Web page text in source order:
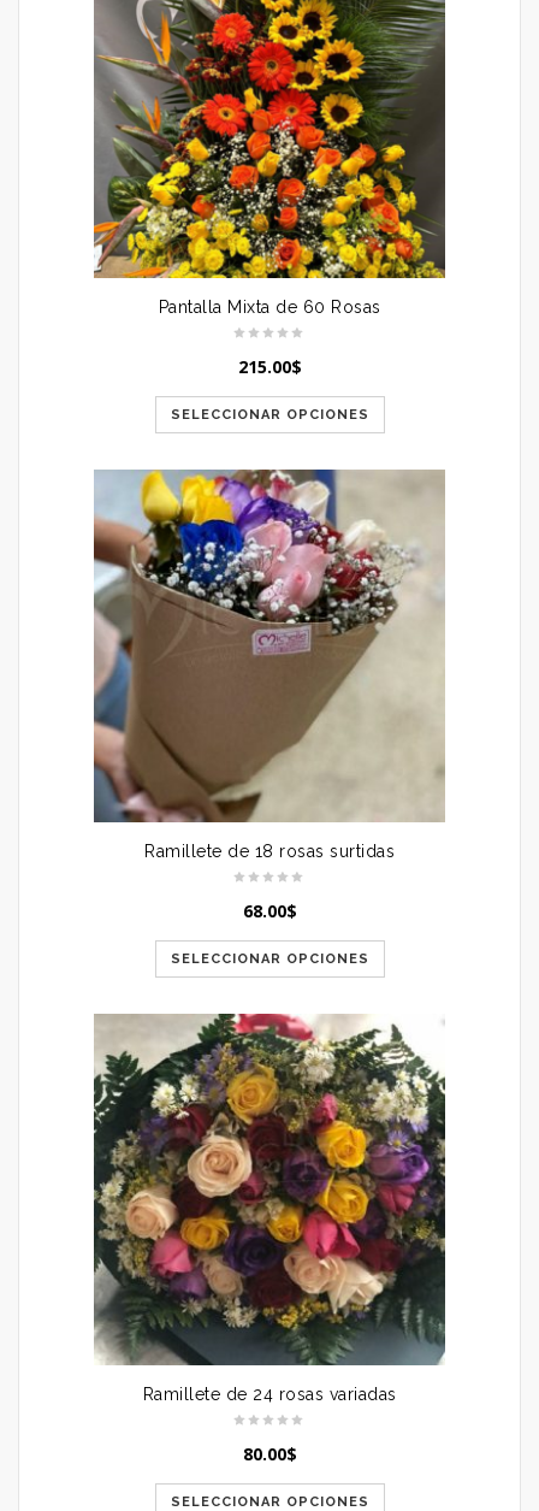
Pantalla Mixta de 60 Rosas
215.00$
SELECCIONAR OPCIONES
Ramillete de 18 rosas surtidas
68.00$
SELECCIONAR OPCIONES
Ramillete de 24 rosas variadas
80.00$
SELECCIONAR OPCIONES